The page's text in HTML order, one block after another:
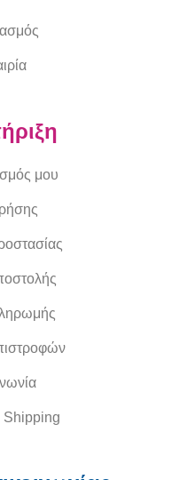
μου
Shipping